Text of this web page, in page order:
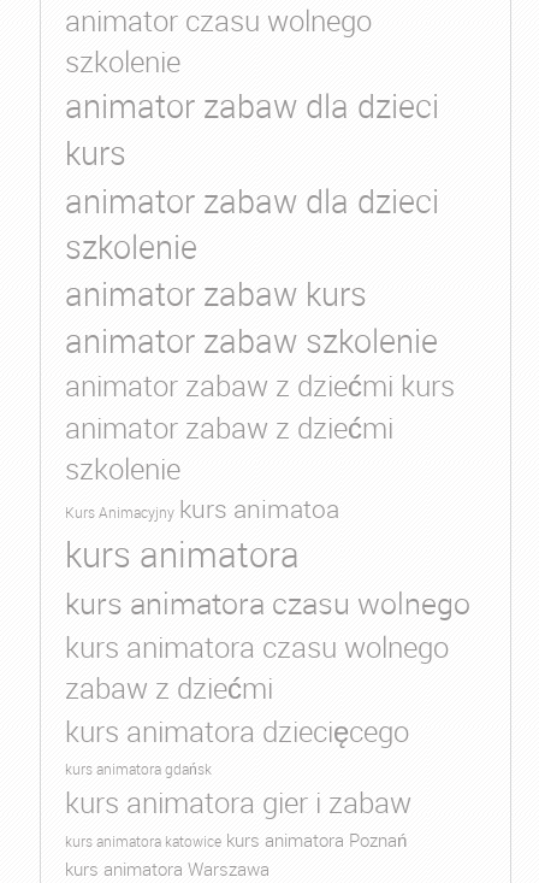
animator czasu wolnego
szkolenie
animator zabaw dla dzieci
kurs
animator zabaw dla dzieci
szkolenie
animator zabaw kurs
animator zabaw szkolenie
animator zabaw z dziećmi kurs
animator zabaw z dziećmi
szkolenie
Kurs Animacyjny kurs animatoa
kurs animatora
kurs animatora czasu wolnego
kurs animatora czasu wolnego
zabaw z dziećmi
kurs animatora dziecięcego
kurs animatora gdańsk
kurs animatora gier i zabaw
kurs animatora katowice kurs animatora Poznań
kurs animatora Warszawa